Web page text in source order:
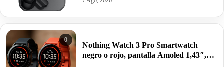
0
Nothing Watch 3 Pro Smartwatch
negro o rojo, pantalla Amoled 1,43″,